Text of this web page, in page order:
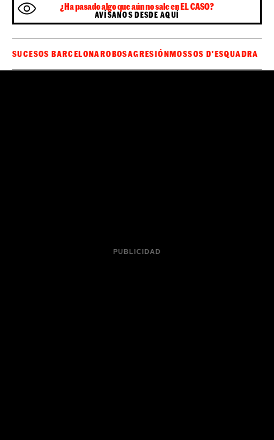
¿Ha pasado algo que aún no sale en EL CASO?
AVÍSANOS DESDE AQUÍ
SUCESOS BARCELONAROBOSAGRESIÓNMOSSOS D'ESQUADRA